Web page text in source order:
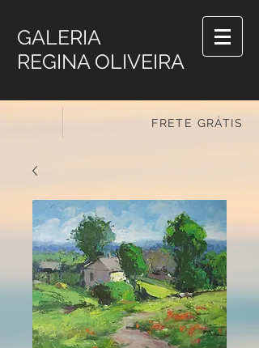
GALERIA
REGINA OLIVEIRA
FRETE GRÁTIS